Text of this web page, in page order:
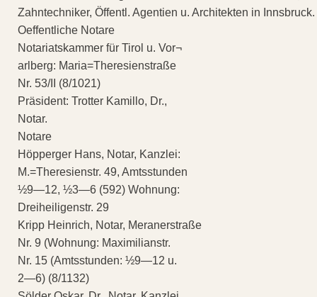
Zahntechniker, Öffentl. Agentien u. Architekten in Innsbruck.
Oeffentliche Notare
Notariatskammer für Tirol u. Vor¬
arlberg: Maria=Theresienstraße
Nr. 53/II (8/1021)
Präsident: Trotter Kamillo, Dr.,
Notar.
Notare
Höpperger Hans, Notar, Kanzlei:
M.=Theresienstr. 49, Amtsstunden
½9—12, ½3—6 (592) Wohnung:
Dreiheiligenstr. 29
Kripp Heinrich, Notar, Meranerstraße
Nr. 9 (Wohnung: Maximilianstr.
Nr. 15 (Amtsstunden: ½9—12 u.
2—6) (8/1132)